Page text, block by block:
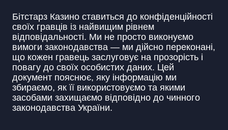
Бітстарз Казино ставиться до конфіденційності
своїх гравців із найвищим рівнем
відповідальності. Ми не просто виконуємо
вимоги законодавства — ми дійсно переконані,
що кожен гравець заслуговує на прозорість і
повагу до своїх особистих даних. Цей
документ пояснює, яку інформацію ми
збираємо, як її використовуємо та якими
засобами захищаємо відповідно до чинного
законодавства України.